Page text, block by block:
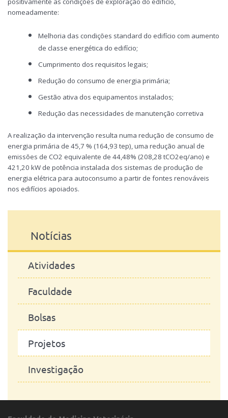
nomeadamente:
Melhoria das condições standard do edifício com aumento
de classe energética do edifício;
Cumprimento dos requisitos legais;
Redução do consumo de energia primária;
Gestão ativa dos equipamentos instalados;
Redução das necessidades de manutenção corretiva
A realização da intervenção resulta numa redução de consumo de
energia primária de 45,7 % (164,93 tep), uma redução anual de
emissões de CO2 equivalente de 44,48% (208,28 tCO2eq/ano) e
421,20 kW de potência instalada dos sistemas de produção de
energia elétrica para autoconsumo a partir de fontes renováveis
nos edifícios apoiados.
Notícias
Atividades
Faculdade
Bolsas
Projetos
Investigação